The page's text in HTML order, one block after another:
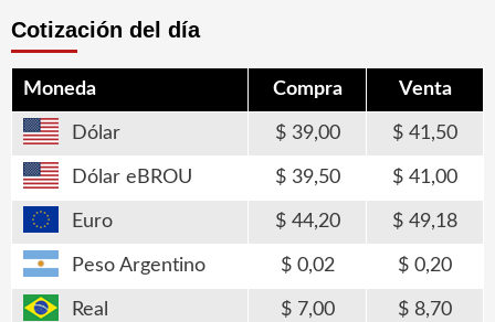
Cotización del día
Moneda Compra Venta
Dólar 39,00 41,50
Dólar eBROU 39,50 41,00
Euro 44,20 49,18
Peso Argentino 0,02 0,20
Real 7,00 8,70